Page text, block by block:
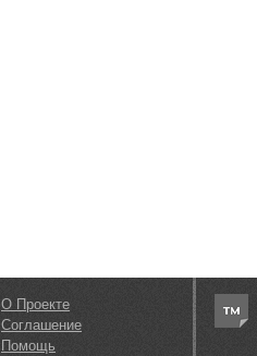
О Проекте
Соглашение
Помощь